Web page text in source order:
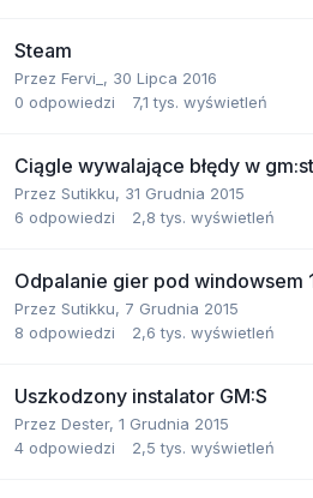
Steam
Przez Fervi_ , 30 Lipca 2016
0 odpowiedzi 7,1 tys. wyświetleń
Ciągle wywalające błędy w
Przez Sutikku, 31 Grudnia 2015
6 odpowiedzi 2,8 tys. wyświetleń
Odpalanie gier pod windowsem
Przez Sutikku, 7 Grudnia 2015
8 odpowiedzi 2,6 tys. wyświetleń
Uszkodzony instalator GM:S
Przez Dester, 1 Grudnia 2015
4 odpowiedzi 2,5 tys. wyświetleń